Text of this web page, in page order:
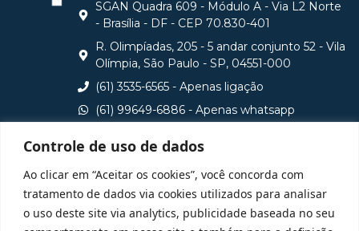
Controle de uso de dados
Ao clicar em “Aceitar os cookies”, você concorda com
tratamento de dados via cookies utilizados para analisar
o uso deste site via analytics, publicidade baseada no seu
SGAN Quadra 609 - Módulo A - Via L2 Norte
- Brasília - DF - CEP 70.830-401
R. Olimpíadas, 205 - 5 andar conjunto 52 - Vila
Olímpia, São Paulo - SP, 04551-000
(61) 3535-6565 - Apenas ligação
(61) 99649-6886 - Apenas whatsapp
Consulte aqui o cadastro da Instituição no Sistema e-
MEC